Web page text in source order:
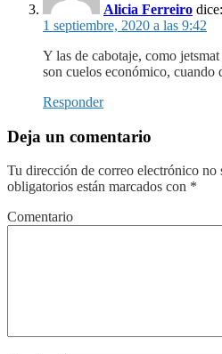
Alicia Ferreiro dice:
1 septiembre, 2020 a las 9:42
Y las de cabotaje, como
son cuelos económico, cuando
Responder
Deja un comentario
Tu dirección de correo electrónico no
obligatorios están marcados con *
Comentario